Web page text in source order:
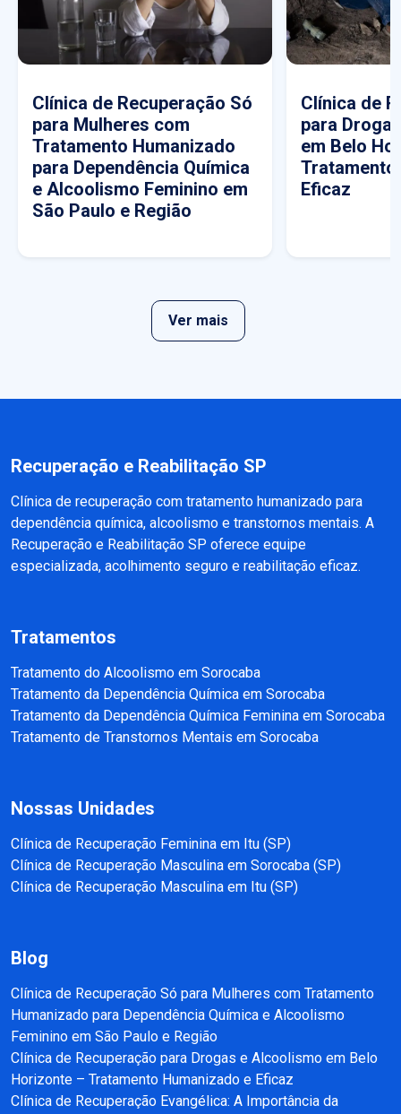
Clínica de Recuperação Só
para Mulheres com
Tratamento Humanizado
para Dependência Química
e Alcoolismo Feminino em
São Paulo e Região
Clínica de
para
em Belo
Tratamento
Eficaz
Ver mais
Recuperação e Reabilitação SP
Clínica de recuperação com tratamento humanizado para
dependência química, alcoolismo e transtornos mentais. A
Recuperação e Reabilitação SP oferece equipe
especializada, acolhimento seguro e reabilitação eficaz.
Tratamentos
Tratamento do Alcoolismo em Sorocaba
Tratamento da Dependência Química em Sorocaba
Tratamento da Dependência Química Feminina em Sorocaba
Tratamento de Transtornos Mentais em Sorocaba
Nossas Unidades
Clínica de Recuperação Feminina em Itu (SP)
Clínica de Recuperação Masculina em Sorocaba (SP)
Clínica de Recuperação Masculina em Itu (SP)
Blog
Clínica de Recuperação Só para Mulheres com Tratamento
Humanizado para Dependência Química e Alcoolismo
Feminino em São Paulo e Região
Clínica de Recuperação para Drogas e Alcoolismo em Belo
Horizonte – Tratamento Humanizado e Eficaz
Clínica de Recuperação Evangélica: A Importância da